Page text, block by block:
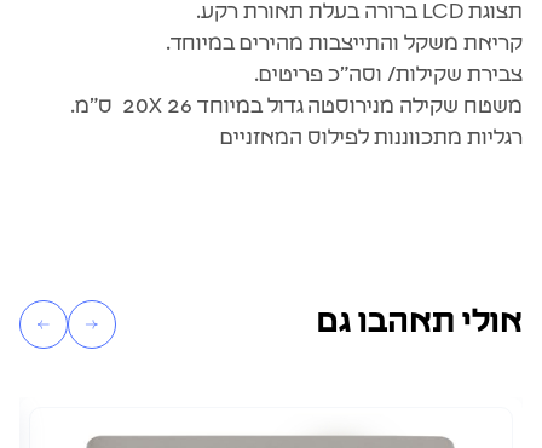
תצוגת LCD ברורה בעלת תאורת רקע.
קריאת משקל והתייצבות מהירים במיוחד.
צבירת שקילות/ וסה”כ פריטים.
משטח שקילה מנירוסטה גדול במיוחד 26 20X ס”מ.
רגליות מתכווננות לפילוס המאזניים
אולי תאהבו גם